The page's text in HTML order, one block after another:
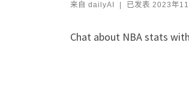
来自 dailyAI 已发表 2023年
Chat about NBA stats